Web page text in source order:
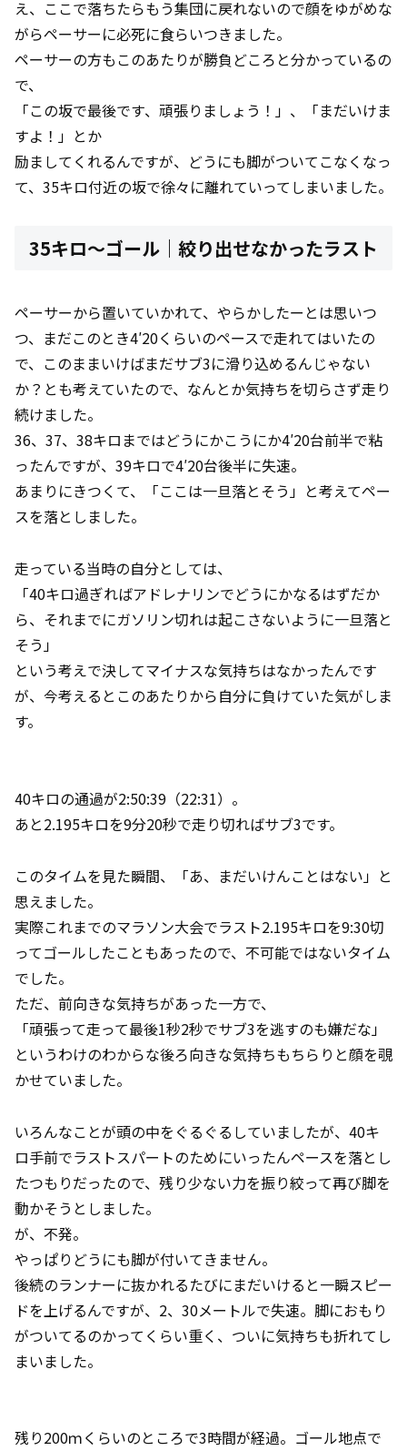
え、ここで落ちたらもう集団に戻れないので顔をゆがめな
がらペーサーに必死に食らいつきました。
ペーサーの方もこのあたりが勝負どころと分かっているの
で、
「この坂で最後です、頑張りましょう！」、「まだいけま
すよ！」とか
励ましてくれるんですが、どうにも脚がついてこなくなっ
て、35キロ付近の坂で徐々に離れていってしまいました。
35キロ～ゴール｜絞り出せなかったラスト
ペーサーから置いていかれて、やらかしたーとは思いつ
つ、まだこのとき4′20くらいのペースで走れてはいたの
で、このままいけばまだサブ3に滑り込めるんじゃない
か？とも考えていたので、なんとか気持ちを切らさず走り
続けました。
36、37、38キロまではどうにかこうにか4′20台前半で粘
ったんですが、39キロで4′20台後半に失速。
あまりにきつくて、「ここは一旦落とそう」と考えてペー
スを落としました。
走っている当時の自分としては、
「40キロ過ぎればアドレナリンでどうにかなるはずだか
ら、それまでにガソリン切れは起こさないように一旦落と
そう」
という考えで決してマイナスな気持ちはなかったんです
が、今考えるとこのあたりから自分に負けていた気がしま
す。
40キロの通過が2:50:39（22:31）。
あと2.195キロを9分20秒で走り切ればサブ3です。
このタイムを見た瞬間、「あ、まだいけんことはない」と
思えました。
実際これまでのマラソン大会でラスト2.195キロを9:30切
ってゴールしたこともあったので、不可能ではないタイム
でした。
ただ、前向きな気持ちがあった一方で、
「頑張って走って最後1秒2秒でサブ3を逃すのも嫌だな」
というわけのわからな後ろ向きな気持ちもちらりと顔を覗
かせていました。
いろんなことが頭の中をぐるぐるしていましたが、40キ
ロ手前でラストスパートのためにいったんペースを落とし
たつもりだったので、残り少ない力を振り絞って再び脚を
動かそうとしました。
が、不発。
やっぱりどうにも脚が付いてきません。
後続のランナーに抜かれるたびにまだいけると一瞬スピー
ドを上げるんですが、2、30メートルで失速。脚におもり
がついてるのかってくらい重く、ついに気持ちも折れてし
まいました。
残り200ｍくらいのところで3時間が経過。ゴール地点で